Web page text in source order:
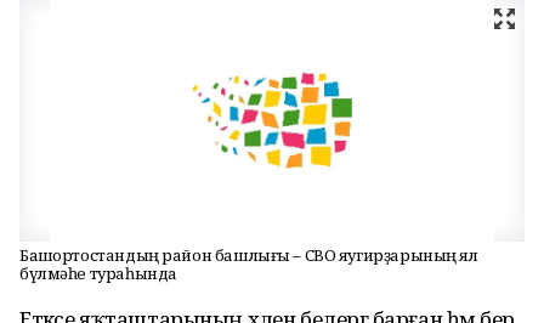
Башҡортостандың район башлығы – СВО яугирҙарының ял
бүлмәһе тураһында